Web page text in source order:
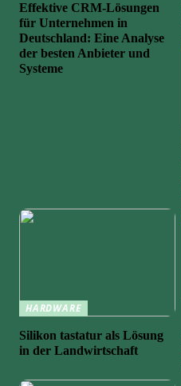
Effektive CRM-Lösungen
für Unternehmen in
Deutschland: Eine Analyse
der besten Anbieter und
Systeme
HARDWARE
Silikon tastatur als Lösung
in der Landwirtschaft